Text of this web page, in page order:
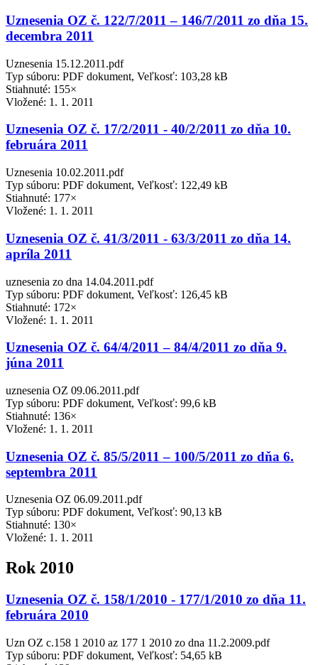
Uznesenia OZ č. 122/7/2011 – 146/7/2011 zo dňa 15.
decembra 2011
Uznesenia 15.12.2011.pdf
Typ súboru: PDF dokument, Veľkosť: 103,28 kB
Stiahnuté: 155×
Vložené: 1. 1. 2011
Uznesenia OZ č. 17/2/2011 - 40/2/2011 zo dňa 10.
februára 2011
Uznesenia 10.02.2011.pdf
Typ súboru: PDF dokument, Veľkosť: 122,49 kB
Stiahnuté: 177×
Vložené: 1. 1. 2011
Uznesenia OZ č. 41/3/2011 - 63/3/2011 zo dňa 14.
apríla 2011
uznesenia zo dna 14.04.2011.pdf
Typ súboru: PDF dokument, Veľkosť: 126,45 kB
Stiahnuté: 172×
Vložené: 1. 1. 2011
Uznesenia OZ č. 64/4/2011 – 84/4/2011 zo dňa 9.
júna 2011
uznesenia OZ 09.06.2011.pdf
Typ súboru: PDF dokument, Veľkosť: 99,6 kB
Stiahnuté: 136×
Vložené: 1. 1. 2011
Uznesenia OZ č. 85/5/2011 – 100/5/2011 zo dňa 6.
septembra 2011
Uznesenia OZ 06.09.2011.pdf
Typ súboru: PDF dokument, Veľkosť: 90,13 kB
Stiahnuté: 130×
Vložené: 1. 1. 2011
Rok 2010
Uznesenia OZ č. 158/1/2010 - 177/1/2010 zo dňa 11.
februára 2010
Uzn OZ c.158 1 2010 az 177 1 2010 zo dna 11.2.2009.pdf
Typ súboru: PDF dokument, Veľkosť: 54,65 kB